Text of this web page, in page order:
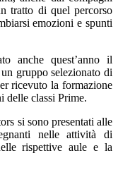
tratto di quel percorso
emozioni e spunti
anche quest’anno il
gruppo selezionato di
ricevuto la formazione
delle classi Prime.
si sono presentati alle
nelle attività di
rispettive aule e la